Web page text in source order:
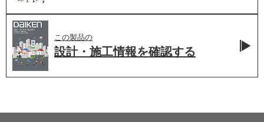
この製品の
設計・施工情報を確認する